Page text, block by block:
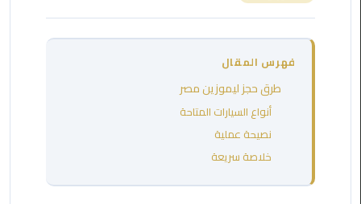
ليموزين
العرب
فهرس المقال
طرق حجز ليموزين مصر
أنواع السيارات المتاحة
نصيحة عملية
خلاصة سريعة